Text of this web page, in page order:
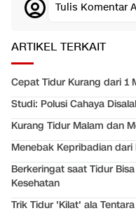
Tulis Komentar
ARTIKEL TERKAIT
Cepat Tidur Kurang dari 1
Studi: Polusi Cahaya
Kurang Tidur Malam dan
Menebak Kepribadian dari
Berkeringat saat Tidur
Kesehatan
Trik Tidur 'Kilat' ala